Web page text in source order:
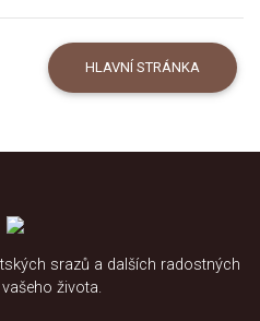
HLAVNÍ STRÁNKA
srazů a dalších radostných
života.